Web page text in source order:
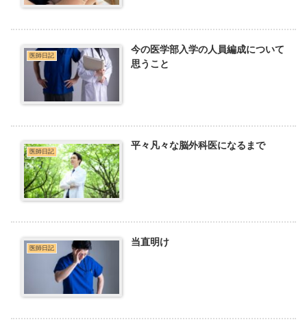
医師日記
今の医学部入学の人員編成について
思うこと
医師日記 平々凡々な脳外科医になるまで
医師日記 当直明け